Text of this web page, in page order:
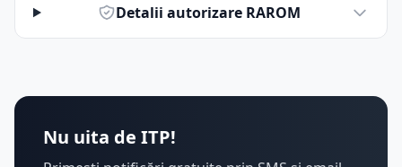
Detalii autorizare RAROM
Nu uita de ITP!